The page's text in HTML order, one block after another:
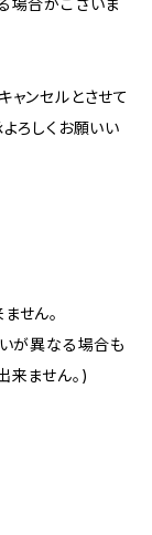
場合がございま
ャンセルとさせて
ろしくお願いい
せん。
が異なる場合も
来ません。)